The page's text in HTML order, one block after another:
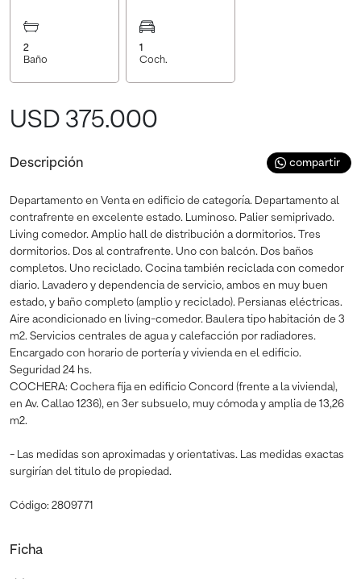
2
Baño
1
Coch.
USD 375.000
Descripción compartir
Departamento en Venta en edificio de categoría. Departamento al
contrafrente en excelente estado. Luminoso. Palier semiprivado.
Living comedor. Amplio hall de distribución a dormitorios. Tres
dormitorios. Dos al contrafrente. Uno con balcón. Dos baños
completos. Uno reciclado. Cocina también reciclada con comedor
diario. Lavadero y dependencia de servicio, ambos en muy buen
estado, y baño completo (amplio y reciclado). Persianas eléctricas.
Aire acondicionado en living-comedor. Baulera tipo habitación de 3
m2. Servicios centrales de agua y calefacción por radiadores.
Encargado con horario de portería y vivienda en el edificio.
Seguridad 24 hs.
COCHERA: Cochera fija en edificio Concord (frente a la vivienda),
en Av. Callao 1236), en 3er subsuelo, muy cómoda y amplia de 13,26
m2.
- Las medidas son aproximadas y orientativas. Las medidas exactas
surgirían del titulo de propiedad.
Código: 2809771
Ficha